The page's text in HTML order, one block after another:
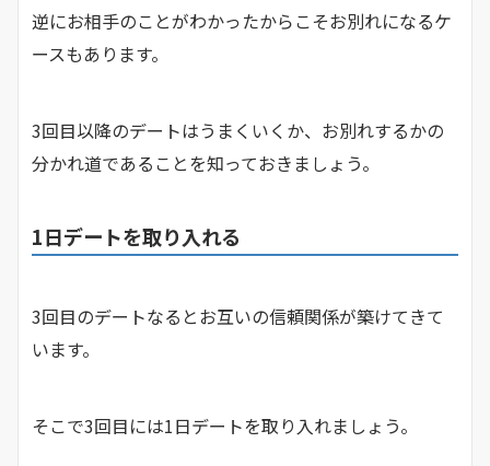
逆にお相手のことがわかったからこそお別れになるケ
ースもあります。
3回目以降のデートはうまくいくか、お別れするかの
分かれ道であることを知っておきましょう。
1日デートを取り入れる
3回目のデートなるとお互いの信頼関係が築けてきて
います。
そこで3回目には1日デートを取り入れましょう。